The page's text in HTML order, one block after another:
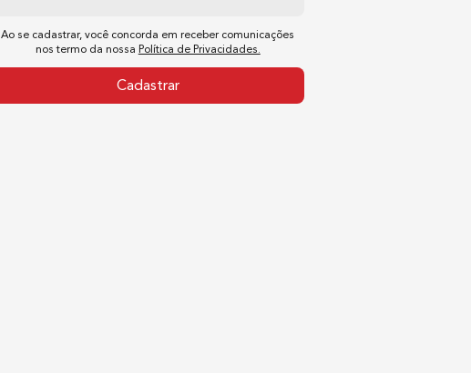
Ao se cadastrar, você concorda em receber comunicações
nos termo da nossa Política de Privacidades.
Cadastrar